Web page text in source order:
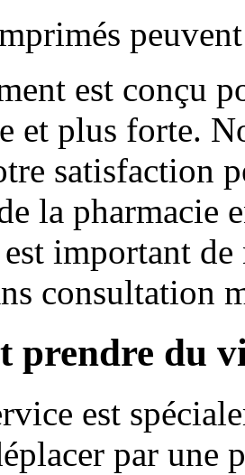
est conçu
et plus forte.
satisfaction
la pharmacie
important
consultation
prendre du
est
par une